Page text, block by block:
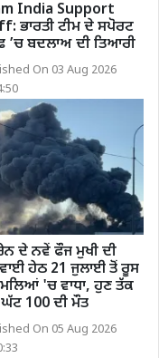
India Support
ਭਾਰਤੀ ਟੀਮ ਦੇ ਸਪੋਰਟ
’ਚ ਬਦਲਾਅ ਦੀ ਤਿਆਰੀ
On 03 Aug 2026
ਦੇ ਨਵੇਂ ਫੌਜ ਮੁਖੀ ਦੀ
ਹੇਠ 21 ਜੁਲਾਈ ਤੋਂ ਰੂਸ
'ਚ ਵਾਧਾ, ਹੁਣ ਤੱਕ
100 ਦੀ ਮੌਤ
On 05 Aug 2026